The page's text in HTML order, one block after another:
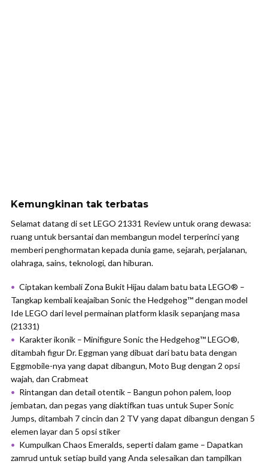
Kemungkinan tak terbatas
Selamat datang di set LEGO 21331 Review untuk orang dewasa:
ruang untuk bersantai dan membangun model terperinci yang
memberi penghormatan kepada dunia game, sejarah, perjalanan,
olahraga, sains, teknologi, dan hiburan.
Ciptakan kembali Zona Bukit Hijau dalam batu bata LEGO® –
Tangkap kembali keajaiban Sonic the Hedgehog™ dengan model
Ide LEGO dari level permainan platform klasik sepanjang masa
(21331)
Karakter ikonik – Minifigure Sonic the Hedgehog™ LEGO®,
ditambah figur Dr. Eggman yang dibuat dari batu bata dengan
Eggmobile-nya yang dapat dibangun, Moto Bug dengan 2 opsi
wajah, dan Crabmeat
Rintangan dan detail otentik – Bangun pohon palem, loop
jembatan, dan pegas yang diaktifkan tuas untuk Super Sonic
Jumps, ditambah 7 cincin dan 2 TV yang dapat dibangun dengan 5
elemen layar dan 5 opsi stiker
Kumpulkan Chaos Emeralds, seperti dalam game – Dapatkan
zamrud untuk setiap build yang Anda selesaikan dan tampilkan